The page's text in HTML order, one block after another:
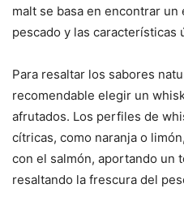
malt se basa en encontrar
pescado y las características
Para resaltar los sabores
recomendable elegir un
afrutados. Los perfiles de
cítricas, como naranja o
con el salmón, aportando un
resaltando la frescura del